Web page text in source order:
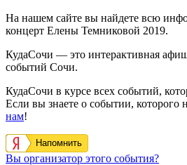
На нашем сайте вы найдете всю
концерт Елены Темниковой 2019.
КудаСочи — это интерактивная
событий Сочи.
КудаСочи в курсе всех событий,
Если вы знаете о событии, которого
нам!
Напомнить
Вы организатор этого события?